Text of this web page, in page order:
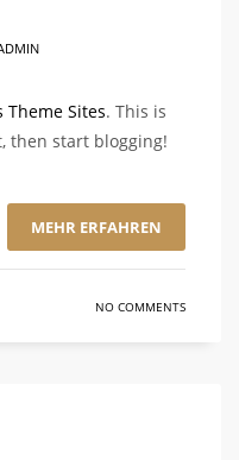
Theme Sites. This is
then start blogging!
MEHR ERFAHREN
NO COMMENTS